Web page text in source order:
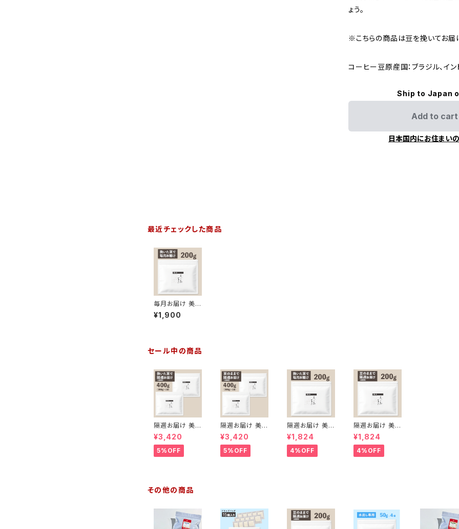
ょう。
※こちらの商品は豆を挽いてお届
コーヒー豆原産国：ブラジル、イン
Ship to Japan
Add to cart
日本国内にお住まい
最近チェックした商品
毎月お届け 美の
島ブレンド200g
【挽いた豆】
¥1,900
セール中の商品
隔週お届け 美の
島ブレンド400
g【挽いた豆】（2
00g×2袋）
¥3,420
5%OFF
隔週お届け 美の
島ブレンド400
g【豆のまま】（2
00g×2袋）
¥3,420
5%OFF
隔週お届け 美の
島ブレンド200g
【挽いた豆】
¥1,824
4%OFF
隔週お届け 美の
島ブレンド200g
【豆のまま】
¥1,824
4%OFF
その他の商品